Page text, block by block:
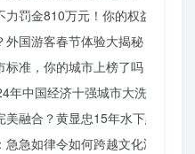
力罚金810万元！你的权益被侵犯
外国游客春节体验大揭秘
准，你的城市上榜了吗？
中国经济十强城市大洗牌
融合？黄显忠15年水下默剧惊
急如律令如何跨越文化鸿沟？